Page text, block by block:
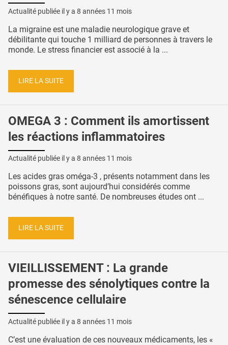
Actualité publiée il y a 8 années 11 mois
La migraine est une maladie neurologique grave et
débilitante qui touche 1 milliard de personnes à travers le
monde. Le stress financier est associé à la ...
LIRE LA SUITE
OMEGA 3 : Comment ils amortissent
les réactions inflammatoires
Actualité publiée il y a 8 années 11 mois
Les acides gras oméga-3 , présents notamment dans les
poissons gras, sont aujourd’hui considérés comme
bénéfiques à notre santé. De nombreuses études ont ...
LIRE LA SUITE
VIEILLISSEMENT : La grande
promesse des sénolytiques contre la
sénescence cellulaire
Actualité publiée il y a 8 années 11 mois
C’est une évaluation de ces nouveaux médicaments, les «